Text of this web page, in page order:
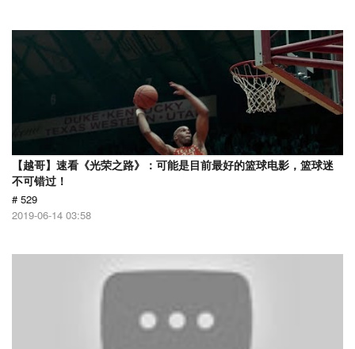
【越哥】速看《光荣之路》：可能是目前最好的篮球电影，篮球迷
不可错过！
# 529
2019-06-14 03:58